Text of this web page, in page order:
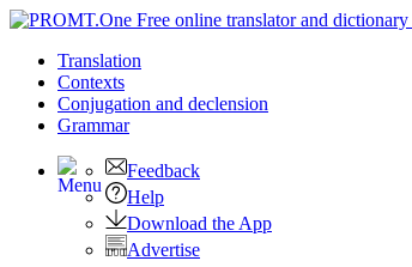
Translation
Contexts
Conjugation and declension
Grammar
Feedback
Help
Download the App
Advertise